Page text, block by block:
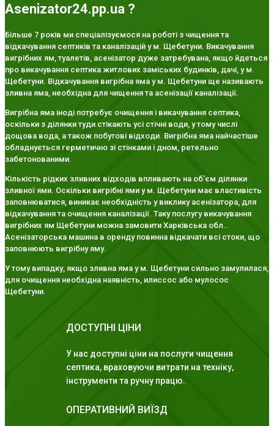
Asenizator24.pp.ua ?
Більше 7 років ми спеціалізуємося на роботі з чищення та
відкачування септиків та каналізацій у м. Щебетуни. Викачування
вигрібних ям, туалетів, асенізатор дуже затребувана, якщо йдеться
про викачування септика житлових заміських будинків, дачі, у м.
Щебетуни. Відкачування вигрібна яма у м. Щебетуни ще називають
зливна яма, необхідна для чищення та асенізації каналізації.
Вигрібна яма іноді потребує очищення і викачування септика,
оскільки з ділянки туди стікають усі стічні води, у тому числі
дощова вода, а також побутові відходи. Вигрібна яма найчастіше
обладнується герметично зі стінками і дном, ретельно
забетонованими.
Кількість рідких зливних відходів впливають на об'єм ділянки
зливної ями. Оскільки вигрібні ями у м. Щебетуни має властивість
заповнюватися, виникає необхідність у виклику асенізатора, для
відкачування та очищення каналізації. Таку послугу викачування
вигрібних ям Щебетуни можна замовити Харківська обл..
Асенізаторська машина в оренду повинна відкачати всі стоки, що
заповнюють вигрібну яму.
У тому випадку, якщо зливна яма у м. Щебетуни сильно замулилася,
для очищення необхідна наявність, илиссос або мулосос
Щебетуни.
ДОСТУПНІ ЦІНИ
У нас доступні ціни на послуги чищення
септика, враховуючи витрати на техніку,
інструменти та ручну працю.
ОПЕРАТИВНИЙ ВИЇЗД